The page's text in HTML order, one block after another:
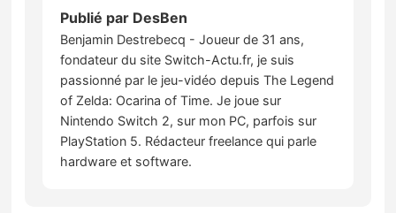
Publié par DesBen
Benjamin Destrebecq - Joueur de 31 ans,
fondateur du site Switch-Actu.fr, je suis
passionné par le jeu-vidéo depuis The Legend
of Zelda: Ocarina of Time. Je joue sur
Nintendo Switch 2, sur mon PC, parfois sur
PlayStation 5. Rédacteur freelance qui parle
hardware et software.